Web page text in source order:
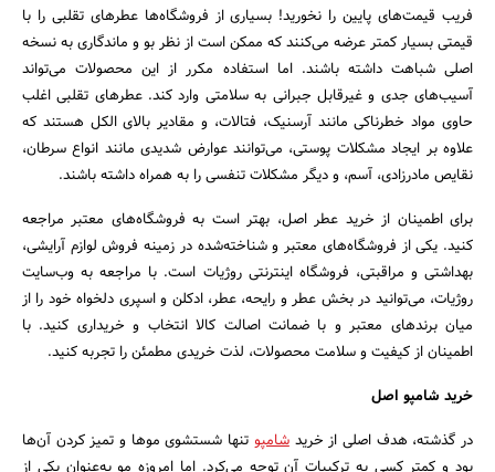
جستجو
فریب قیمت‌های پایین را نخورید! بسیاری از فروشگاه‌ها عطرهای تقلبی را با
قیمتی بسیار کمتر عرضه می‌کنند که ممکن است از نظر بو و ماندگاری به نسخه
اصلی شباهت داشته باشند. اما استفاده مکرر از این محصولات می‌تواند
آسیب‌های جدی و غیرقابل جبرانی به سلامتی وارد کند. عطرهای تقلبی اغلب
حاوی مواد خطرناکی مانند آرسنیک، فتالات، و مقادیر بالای الکل هستند که
علاوه بر ایجاد مشکلات پوستی، می‌توانند عوارض شدیدی مانند انواع سرطان،
نقایص مادرزادی، آسم، و دیگر مشکلات تنفسی را به همراه داشته باشند.
برای اطمینان از خرید عطر اصل، بهتر است به فروشگاه‌های معتبر مراجعه
کنید. یکی از فروشگاه‌های معتبر و شناخته‌شده در زمینه فروش لوازم آرایشی،
بهداشتی و مراقبتی، فروشگاه اینترنتی روژیات است. با مراجعه به وب‌سایت
روژیات، می‌توانید در بخش عطر و رایحه، عطر، ادکلن و اسپری دلخواه خود را از
میان برندهای معتبر و با ضمانت اصالت کالا انتخاب و خریداری کنید. با
اطمینان از کیفیت و سلامت محصولات، لذت خریدی مطمئن را تجربه کنید.
خرید شامپو اصل
در گذشته، هدف اصلی از خریدشامپو تنها شستشوی موها و تمیز کردن آن‌ها